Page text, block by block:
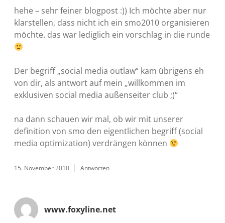
hehe – sehr feiner blogpost :)) Ich möchte aber nur
klarstellen, dass nicht ich ein smo2010 organisieren
möchte. das war lediglich ein vorschlag in die runde
Der begriff „social media outlaw“ kam übrigens eh
von dir, als antwort auf mein „willkommen im
exklusiven social media außenseiter club ;)“
na dann schauen wir mal, ob wir mit unserer
definition von smo den eigentlichen begriff (social
media optimization) verdrängen können
15. November 2010 Antworten
www.foxyline.net